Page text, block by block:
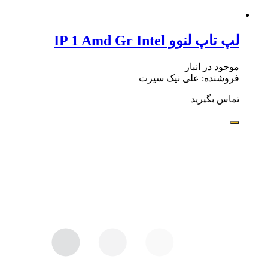
لپ تاپ لنوو IP 1 Amd Gr Intel
موجود در انبار
فروشنده: علی نیک سیرت
تماس بگیرید